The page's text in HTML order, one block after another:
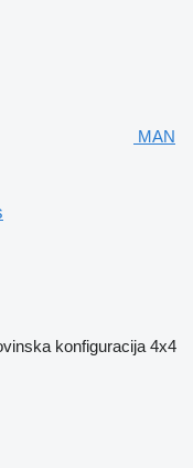
MAN
konfiguracija 4x4